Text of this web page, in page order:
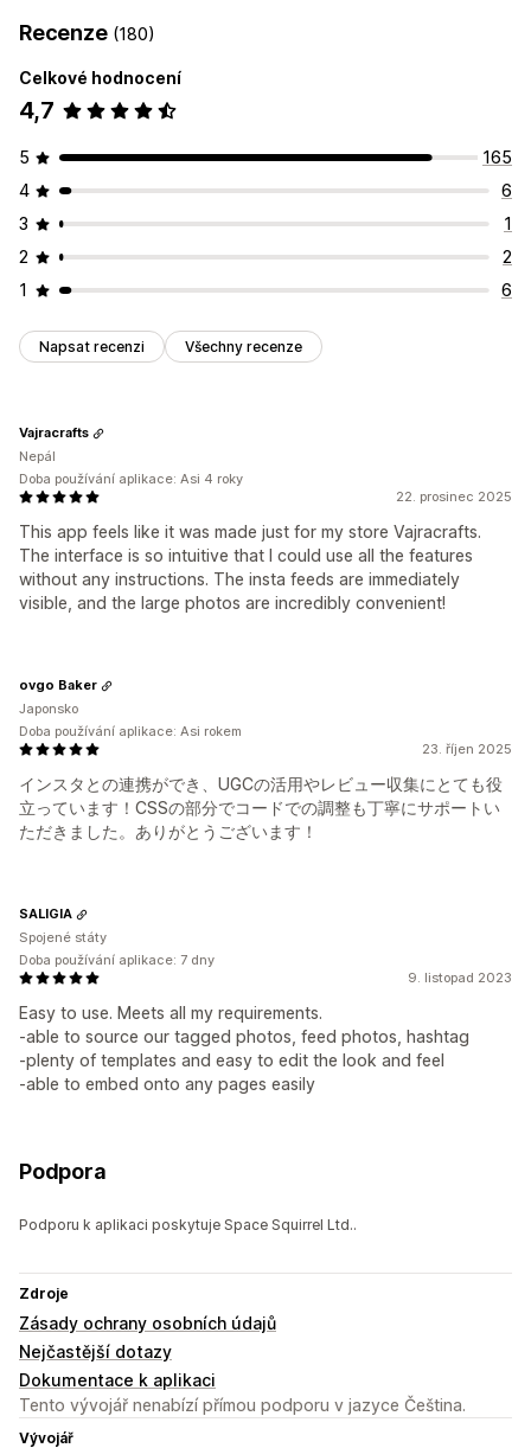
Recenze (180)
Celkové hodnocení
4,7
5
165
4
6
3
1
2
2
1
6
Napsat recenzi Všechny recenze
22. prosinec 2025
This app feels like it was made just for my store Vajracrafts.
The interface is so intuitive that I could use all the features
without any instructions. The insta feeds are immediately
visible, and the large photos are incredibly convenient!
Vajracrafts
Nepál
Doba používání aplikace: Asi 4 roky
23. říjen 2025
インスタとの連携ができ、UGCの活用やレビュー収集にとても役
立っています！CSSの部分でコードでの調整も丁寧にサポートい
ただきました。ありがとうございます！
ovgo Baker
Japonsko
Doba používání aplikace: Asi rokem
9. listopad 2023
Easy to use. Meets all my requirements.
-able to source our tagged photos, feed photos, hashtag
-plenty of templates and easy to edit the look and feel
-able to embed onto any pages easily
SALIGIA
Spojené státy
Doba používání aplikace: 7 dny
Podpora
Podporu k aplikaci poskytuje Space Squirrel Ltd..
Zdroje
Zásady ochrany osobních údajů
Nejčastější dotazy
Dokumentace k aplikaci
Tento vývojář nenabízí přímou podporu v jazyce Čeština.
Vývojář